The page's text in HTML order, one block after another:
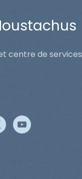
centre de services